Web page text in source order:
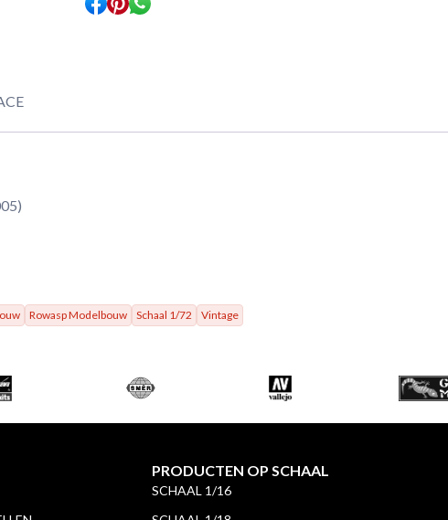
aantal
Rowasp Modelbouw Schaal 1/72 Vintage
PRODUCTEN OP SCHAAL
SCHAAL 1/16